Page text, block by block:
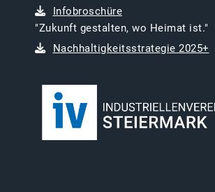
Infobroschüre
"Zukunft gestalten, wo Heimat ist."
Nachhaltigkeitsstrategie 2025+